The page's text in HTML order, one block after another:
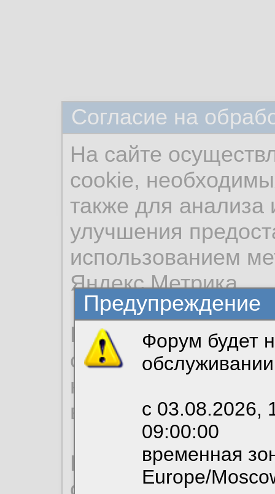
Предупреждение
Форум будет
с 03.08.2026,
09:00:00
временная
Europe/
Согласие на
На сайте
cookie,
также для анализа
улучшения
использованием
Яндекс.Метрика.
Продолжая
согласие на
необходимых для
вы можете
По
ознакомиться с